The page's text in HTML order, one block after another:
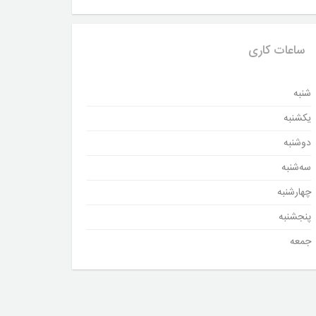
ساعات کاری
شنبه
یکشنبه
دوشنبه
سه‌شنبه
چهارشنبه
پنجشنبه
جمعه